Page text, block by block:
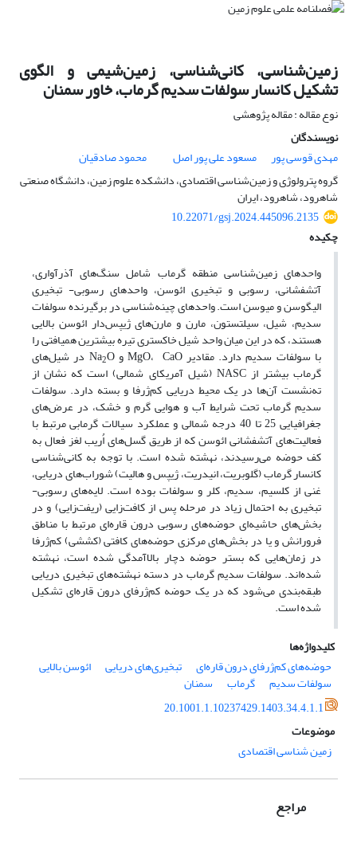
زمین‌شناسی، کانی‌شناسی، زمین‌شیمی و الگوی
تشکیل کانسار سولفات سدیم گرماب، خاور سمنان
نوع مقاله : مقاله پژوهشی
نویسندگان
مهدی قوسی پور
مسعود علی‌ پور اصل
محمود صادقیان
گروه پترولوژی و زمین‌شناسی اقتصادی، دانشکده علوم زمین، دانشگاه صنعتی
شاهرود، شاهرود، ایران
10.22071/gsj.2024.445096.2135
چکیده
واحدهای زمین‌­شناسی منطقه‌ گرماب شامل سنگ‌های آذرآواری،
آتشفشانی، رسوبی و تبخیری ائوسن، واحدهای رسوبی- تبخیری
الیگوسن و میوسن است. واحدهای چینه‌شناسی در برگیرنده‌ سولفات
سدیم، شیل، سیلتستون، مارن و مارن­‌های ژیپس‌دار ائوسن بالایی
هستند، که در این میان واحد شیل خاکستری تیره بیشترین همیافتی را
با سولفات سدیم دارد. مقادیر MgO، CaO و Na 2 O در شیل‌های
‌گرماب بیشتر از NASC (شیل آمریکای شمالی) است که نشان از
ته‌نشست آن‌ها در یک محیط دریایی کم‌ژرفا و بسته دارد. سولفات
سدیم گرماب تحت شرایط آب و هوایی گرم و خشک، در عرض‌­های
جغرافیایی 25 تا 40 درجه‌ شمالی و عملکرد سیالات گرمابی مرتبط با
فعالیت‌های آتشفشانی ائوسن که از طریق گسل­‌های اُریب لغز فعال به
کف حوضه می‌رسیدند، نهشته شده است. با توجه به کانی‌شناسی
کانسار گرماب (گلوبریت، انیدریت، ژیپس و هالیت) شوراب‌های دریایی،
غنی از کلسیم، سدیم، کلر و سولفات بوده است. لایه‌های رسوبی-
تبخیری به احتمال زیاد در مرحله پس از کافت‌زایی (ریفت‌زایی) و در
بخش‌های حاشیه‌ای حوضه‌های رسوبی درون قاره‌ای مرتبط با مناطق
فرورانش و یا در بخش‌های مرکزی حوضه‌های کافتی (کششی) کم‌ژرفا
در زمان‌هایی که بستر حوضه دچار بالاآمدگی ‌شده است، نهشته
شده‌اند. سولفات سدیم گرماب در دسته نهشته‌های تبخیری دریایی
طبقه‌بندی می‌شود که در یک حوضه‌ کم‌ژرفای درون قاره‌ای تشکیل
شده است.
کلیدواژه‌ها
حوضه‌های کم‌ژرفای درون قاره‌ای
تبخیری‌های دریایی ائوسن بالایی
سولفات سدیم گرماب
سمنان
20.1001.1.10237429.1403.34.4.1.1
موضوعات
زمین شناسی اقتصادی
مراجع